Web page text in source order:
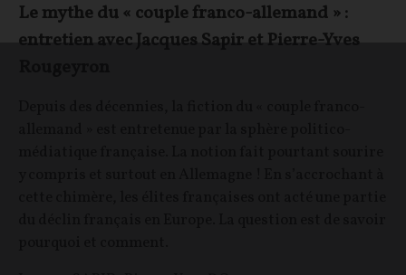
Le mythe du « couple franco-allemand » :
entretien avec Jacques Sapir et Pierre-Yves